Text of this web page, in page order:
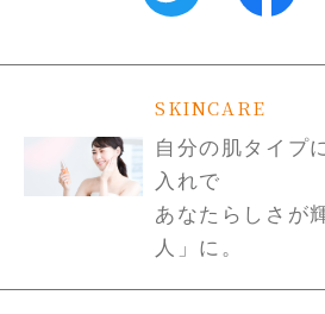
SKINCARE
自分の肌タイプ
入れで
あなたらしさが
人」に。